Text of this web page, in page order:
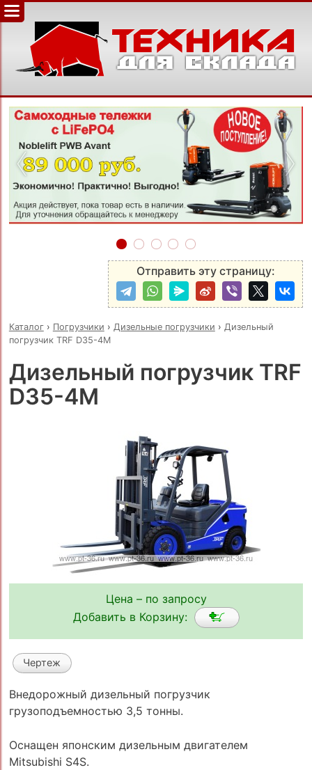
‹ ›
Отправить эту страницу:
Каталог› Погрузчики › Дизельные погрузчики › Дизельный
погрузчик TRF D35-4M
Дизельный погрузчик TRF
D35-4M
Цена – по запросу
Добавить в Корзину:
Чертеж
Внедорожный дизельный погрузчик
грузоподъемностью 3,5 тонны.
Оснащен японским дизельным двигателем
Mitsubishi S4S.